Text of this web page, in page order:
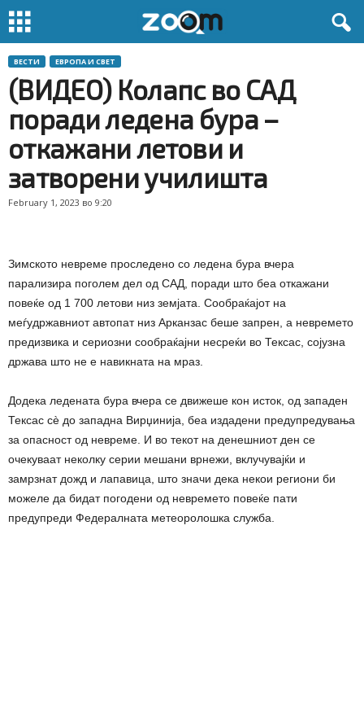
ВЕСТИ ЕВРОПА И СВЕТ
(ВИДЕО) Колапс во САД
поради ледена бура –
откажани летови и
затворени училишта
February 1, 2023 во 9:20
Зимското невреме проследено со ледена бура вчера
парализира поголем дел од САД, поради што беа откажани
повеќе од 1 700 летови низ земјата. Сообраќајот на
меѓудржавниот автопат низ Арканзас беше запрен, а невремето
предизвика и сериозни сообраќајни несреќи во Тексас, сојузна
држава што не е навикната на мраз.
Додека ледената бура вчера се движеше кон исток, од западен
Тексас сè до западна Вирџинија, беа издадени предупредувања
за опасност од невреме. И во текот на денешниот ден се
очекуваат неколку серии мешани врнежи, вклучувајќи и
замрзнат дожд и лапавица, што значи дека некои региони би
можеле да бидат погодени од невремето повеќе пати
предупреди Федералната метеоролошка служба.